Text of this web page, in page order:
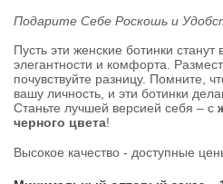
Подарите Себе Роскошь и
Пусть эти женские ботинки
элегантности и комфорта.
почувствуйте разницу. Помните,
вашу личность, и эти ботинки
Станьте лучшей версией себя – с
черного цвета!
Высокое качество - доступные